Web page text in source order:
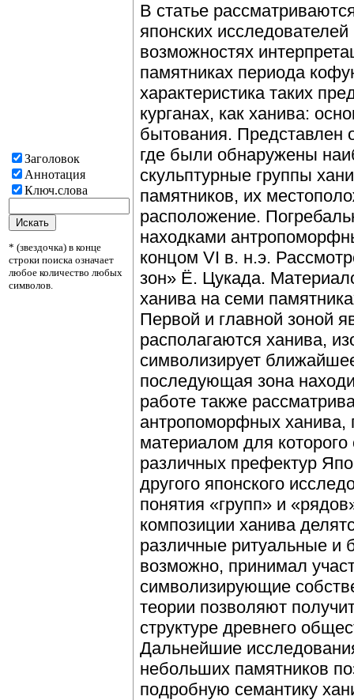
Заголовок
Аннотация
Ключ.слова
* (звездочка) в конце
строки поиска означает
любое количество любых
символов.
В статье
японских
возможностях
памятниках периода
характеристика таких
курганах, как ханива:
бытования. Представлен
где были обнаружены
скульптурные группы
памятников, их
расположение.
находками
концом VI в. н.э.
зон» Ё. Цукада.
ханива на семи
Первой и главной зоной
располагаются ханива,
символизирует
последующая зона
работе также
антропоморфных
материалом для
различных префектур
другого японского
понятия «групп» и
композиции ханива
различные ритуальные и
возможно, принимал
символизирующие
теории позволяют
структуре древнего
Дальнейшие
небольших памятников
подробную семантику